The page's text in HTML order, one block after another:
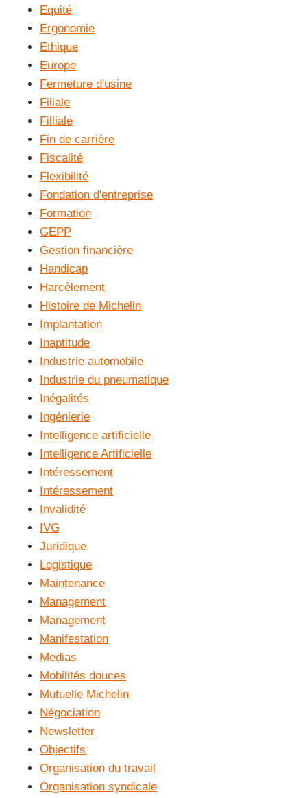
Equité
Ergonomie
Ethique
Europe
Fermeture d'usine
Filiale
Filliale
Fin de carrière
Fiscalité
Flexibilité
Fondation d'entreprise
Formation
GEPP
Gestion financière
Handicap
Harcèlement
Histoire de Michelin
Implantation
Inaptitude
Industrie automobile
Industrie du pneumatique
Inégalités
Ingénierie
Intelligence artificielle
Intelligence Artificielle
Intéressement
Intéressement
Invalidité
IVG
Juridique
Logistique
Maintenance
Management
Management
Manifestation
Medias
Mobilités douces
Mutuelle Michelin
Négociation
Newsletter
Objectifs
Organisation du travail
Organisation syndicale